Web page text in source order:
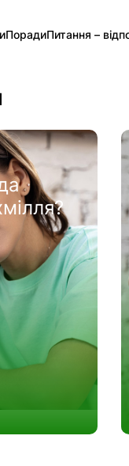
ПорадиПитання –